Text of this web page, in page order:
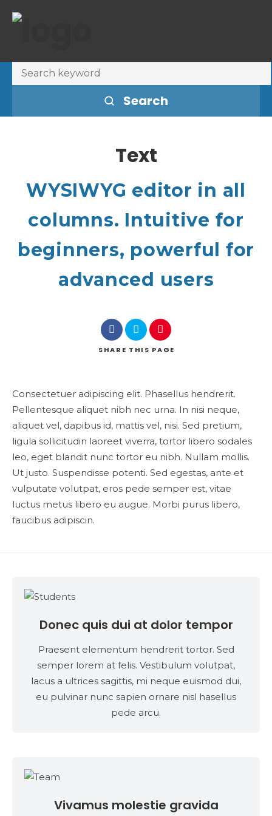
Search
Text
WYSIWYG editor in all
columns. Intuitive for
beginners, powerful for
advanced users
SHARE THIS PAGE
Consectetuer adipiscing elit. Phasellus hendrerit.
Pellentesque aliquet nibh nec urna. In nisi neque,
aliquet vel, dapibus id, mattis vel, nisi. Sed pretium,
ligula sollicitudin laoreet viverra, tortor libero sodales
leo, eget blandit nunc tortor eu nibh. Nullam mollis.
Ut justo. Suspendisse potenti. Sed egestas, ante et
vulputate volutpat, eros pede semper est, vitae
luctus metus libero eu augue. Morbi purus libero,
faucibus adipiscin.
Donec quis dui at dolor tempor
Praesent elementum hendrerit tortor. Sed
semper lorem at felis. Vestibulum volutpat,
lacus a ultrices sagittis, mi neque euismod dui,
eu pulvinar nunc sapien ornare nisl hasellus
pede arcu.
Vivamus molestie gravida